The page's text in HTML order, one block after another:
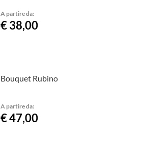
A partire da:
€ 38,00
Bouquet Rubino
A partire da:
€ 47,00